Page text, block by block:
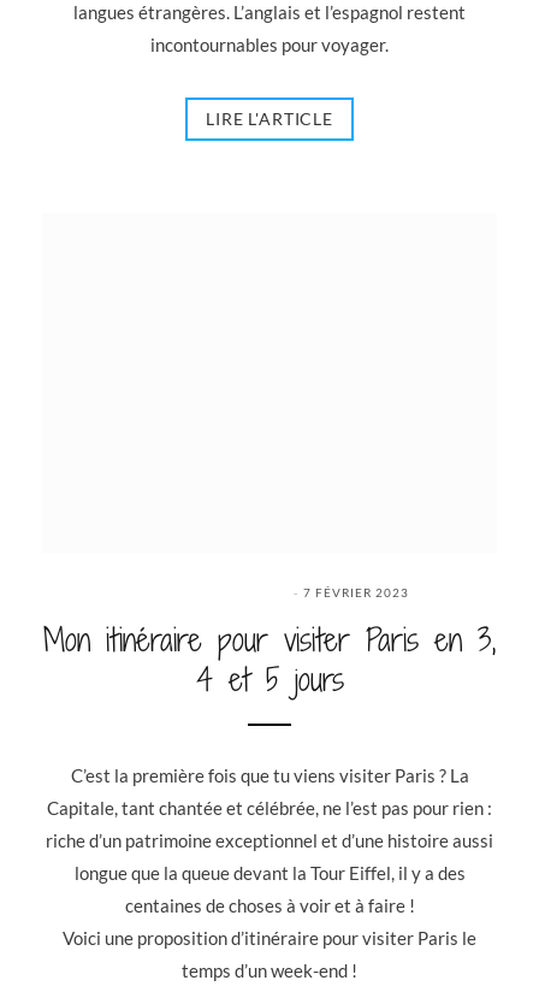
langues étrangères. L’anglais et l’espagnol restent
incontournables pour voyager.
LIRE L'ARTICLE
7 FÉVRIER 2023
Mon itinéraire pour visiter Paris en 3,
4 et 5 jours
C’est la première fois que tu viens visiter Paris ? La
Capitale, tant chantée et célébrée, ne l’est pas pour rien :
riche d’un patrimoine exceptionnel et d’une histoire aussi
longue que la queue devant la Tour Eiffel, il y a des
centaines de choses à voir et à faire !
Voici une proposition d’itinéraire pour visiter Paris le
temps d’un week-end !